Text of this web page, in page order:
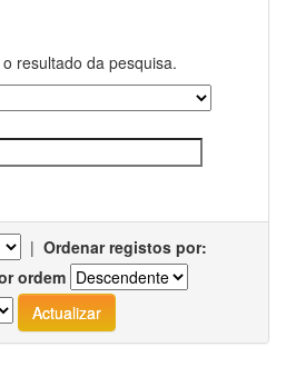
resultado da pesquisa.
| Ordenar registos por:
ordem